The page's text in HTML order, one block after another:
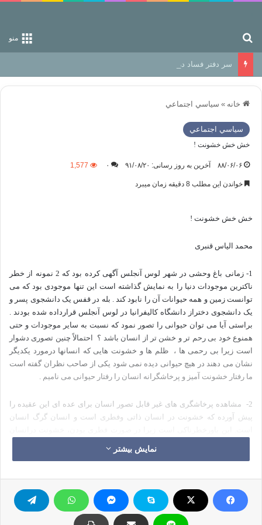
منو
سر دفتر فساد در زمین‌، دوری وکناره‌گیری از راه خداست‌!
خانه » سياسي اجتماعي
سياسي اجتماعي
خش خش خشونت !
۸۸/۰۶/۰۶ آخرین به روز رسانی: ۹۱/۰۸/۲۰ ۰ 1,577
خواندن این مطلب 8 دقیقه زمان میبرد
خش خش خشونت !
محمد الیاس قنبری
1- زمانی باغ وحشی در شهر لوس آنجلس آگهی کرده بود که 2 نمونه از خطر
ناکترین موجودات دنیا را به نمایش گذاشته است این تنها موجودی بود که می
توانست زمین و همه حیوانات آن را نابود کند . بله در قفس یک دانشجوی پسر و
یک دانشجوی دختراز دانشگاه کالیفرانیا در لوس آنجلس قرارداده شده بودند .
براستی آیا می توان حیوانی را تصور نمود که نسبت به سایر موجودات و حتی
همنوع خود بی رحم تر و خشن تر از انسان باشد ؟
احتمالاً چنین تصوری دشوار
است زیرا بی رحمی ها ،
ظلم ها و خشونت هایی که انسانها درمورد یکدیگر
نشان می دهند در هیچ حیوانی دیده نمی شود یکی از صاحب نظران گفته است
ما رفتار خشونت آمیز و پرخاشگرانه انسان را رفتار حیوانی می نامیم .
2-
مشاهده پرخاشگری های غیر قابل تصور انسان برای عده ای این عقیده را
پیش آورده که خشونت در انسان ذاتی وفطری است و انسان گرگ انسان
تبدیل به نیازی طبیعی میشود که حتما باید ارضا شود. دیدگاه دیگری پرخاشگری
را اکتسابی می داند و آنرا پدیده ای اجتماعی می شمرد. فروید از طرفداران
انسان است و دارای حالت هیدرولیکی است یعنی به تدریج در شخص متراکم
وفشرده می شود. به نظر او در مقابل غریزه حفظ بقا در انسان (غریزه زندگی)
،غریزه دیگری وجود دارد به نام غریزه مرگ که بر خلاف غریزه زندگی سعی در
نابودی و تخریب دارد. این غریزه اگر نتواند دیگران را نابود کند معطوف به خود
نمایش بیشتر